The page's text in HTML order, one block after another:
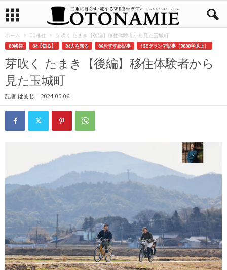
ホーム 00移住 芽吹く たまき【後編】移住体験者から見た玉城町
00移住 04【知る】 04人を知る 06おすすめ記事 13Cグランデ記事（3000字以上）
芽吹く たまき【後編】移住体験者から
見た玉城町
記者 はまじ - 2024-05-06